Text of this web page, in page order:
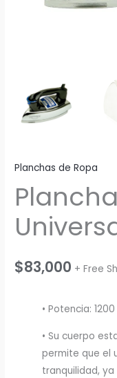
Planchas de Ropa
$83,000 + Free
• Potencia:
• Su cuerpo
permite que el
tranquilidad,